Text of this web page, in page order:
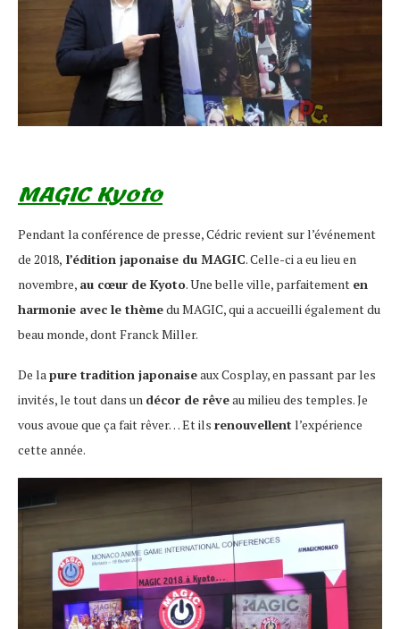
MAGIC Kyoto
Pendant la conférence de presse, Cédric revient sur l’événement
de 2018, l’édition japonaise du MAGIC. Celle-ci a eu lieu en
novembre, au cœur de Kyoto. Une belle ville, parfaitement en
harmonie avec le thèmedu MAGIC, qui a accueilli également du
beau monde, dont Franck Miller.
De lapure tradition japonaiseaux Cosplay, en passant par les
invités, le tout dans un décor de rêveau milieu des temples. Je
vous avoue que ça fait rêver… Et ils renouvellent l’expérience
cette année.